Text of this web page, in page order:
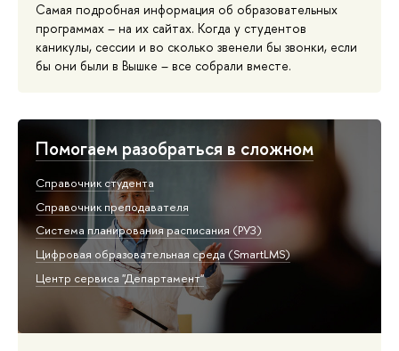
Самая подробная информация об образовательных
программах – на их сайтах. Когда у студентов
каникулы, сессии и во сколько звенели бы звонки, если
бы они были в Вышке – все собрали вместе.
Помогаем разобраться в сложном
Справочник студента
Справочник преподавателя
Система планирования расписания (РУЗ)
Цифровая образовательная среда (SmartLMS)
Центр сервиса "Департамент"